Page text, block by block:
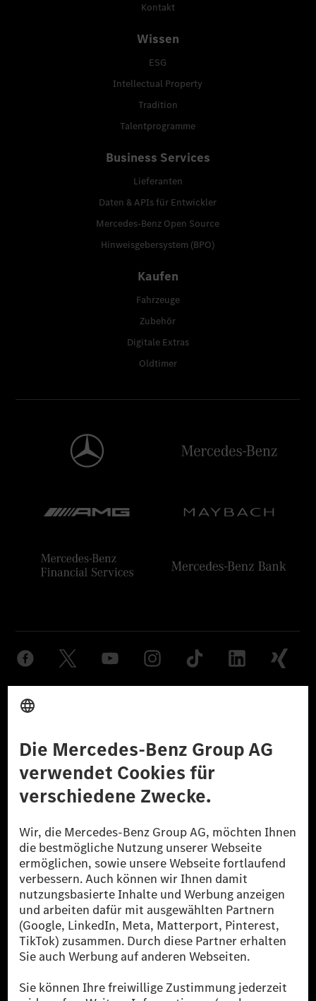
Kontakt
Wissen
ESG
Intellectual Property
Tradition
Talentprogramme
Business Services
Lieferanten
Daten & APIs für Entwickler
Mercedes-Benz Open Source
Hinweisgebersystem (BPO)
Kaufen
Fahrzeuge
Zubehör
Digitale Extras
Oldtimer
© 2026 Mercedes-Benz Group AG. Alle Rechte vorbehalten.
reduzierte CO₂-Emissionen bei der Mercedes-Benz Group durch
zertifizierte Ausgleichsprojekte kompensiert werden.
[2] Renewable Charging ist ein integraler Bestandteil von MB.CHARGE
Public in Europa, den USA, Kanada und China. Sofern an der jeweiligen
Ladestation noch kein Strom aus erneuerbaren Energien vorliegt,
verwendet Renewable Charging Grünstromzertifikate*. Diese stellen
sicher, dass für Ladevorgänge über MB.CHARGE Public eine äquivalente
Strommenge aus erneuerbaren Energien ins Stromnetz eingespeist wird.
Sie stammen ausschließlich aus Wind- und Solarkraftanlagen, die jünger
als sechs Jahre sind.
* Inkl. EKOenergy Ökolabel
* Die angegebenen Werte wurden nach dem vorgeschriebenen
Messverfahren WLTP (Worldwide harmonised Light vehicles Test